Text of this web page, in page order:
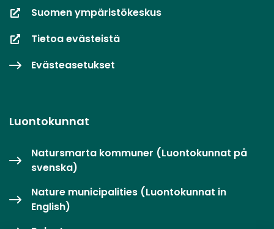
Suomen ympäristökeskus
Tietoa evästeistä
Evästeasetukset
Luontokunnat
Natursmarta kommuner (Luontokunnat på
svenska)
Nature municipalities (Luontokunnat in
English)